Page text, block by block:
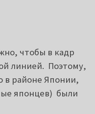
чтобы в кадр
линией. Поэтому,
в районе Японии,
японцев) были